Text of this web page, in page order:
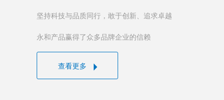
坚持科技与品质同行，敢于创新、追求卓越
永和产品赢得了众多品牌企业的信赖
查看更多